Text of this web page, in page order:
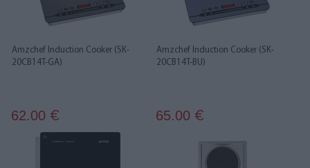
Amzchef Induction Cooker (SK-
20CB14T-GA)
62.00 €
Amzchef Induction Cooker (SK-
20CB14T-BU)
65.00 €